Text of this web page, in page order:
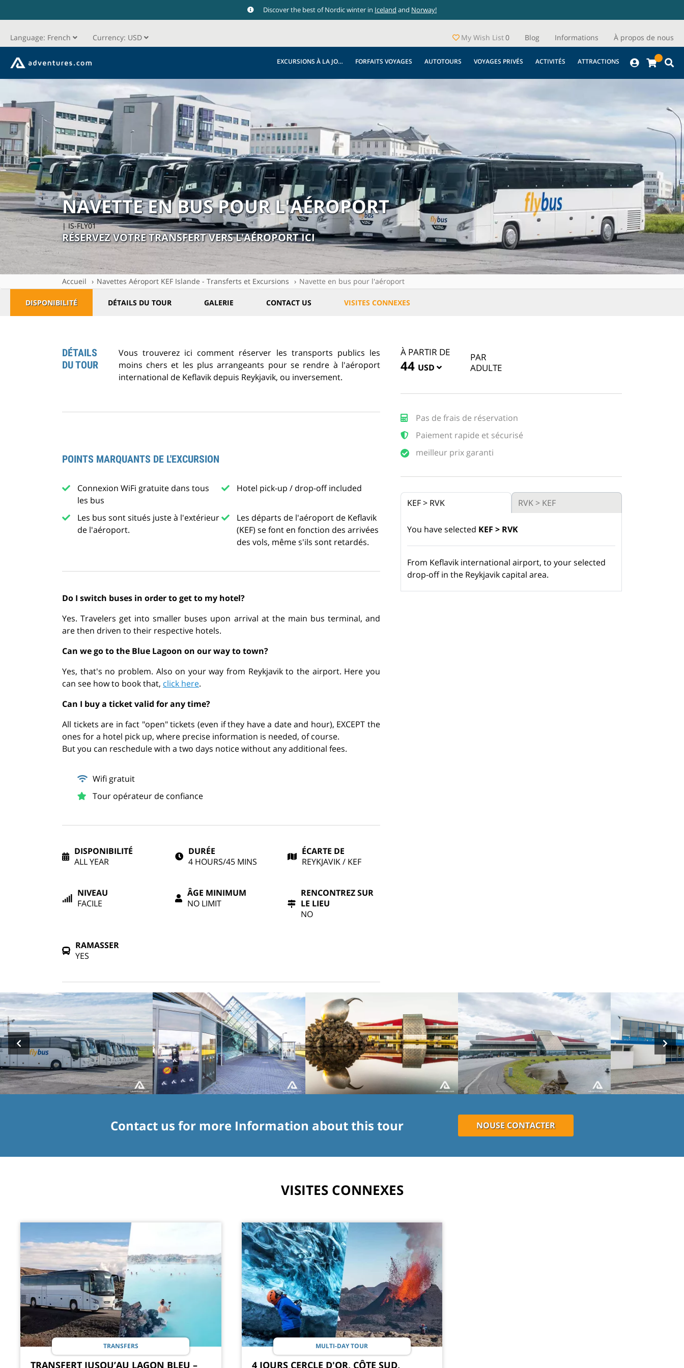
Discover the best of Nordic winter in Iceland and Norway!
Language: French Currency: USD My Wish List0 Blog Informations À propos de nous
EXCURSIONS À LA JOURNÉE FORFAITS VOYAGES AUTOTOURS VOYAGES PRIVÉS ACTIVITÉS ATTRACTIONS
NAVETTE EN BUS POUR L'AÉROPORT
| IS-FLY01
RÉSERVEZ VOTRE TRANSFERT VERS L'AÉROPORT ICI
Accueil Navettes Aéroport KEF Islande - Transferts et Excursions Navette en bus pour l'aéroport
DISPONIBILITÉ DÉTAILS DU TOUR GALERIE CONTACT US VISITES CONNEXES
DÉTAILS
DU TOUR
Vous trouverez ici comment réserver les transports publics les
moins chers et les plus arrangeants pour se rendre à l'aéroport
international de Keflavik depuis Reykjavik, ou inversement.
POINTS MARQUANTS DE L'EXCURSION
Connexion WiFi gratuite dans tous
les bus
Hotel pick-up / drop-off included
Les bus sont situés juste à l'extérieur
de l'aéroport.
Les départs de l'aéroport de Keflavik
(KEF) se font en fonction des arrivées
des vols, même s'ils sont retardés.
Do I switch buses in order to get to my hotel?
Yes. Travelers get into smaller buses upon arrival at the main bus terminal, and
are then driven to their respective hotels.
Can we go to the Blue Lagoon on our way to town?
Yes, that's no problem. Also on your way from Reykjavik to the airport. Here you
can see how to book that, click here.
Can I buy a ticket valid for any time?
All tickets are in fact "open" tickets (even if they have a date and hour), EXCEPT the
ones for a hotel pick up, where precise information is needed, of course.
But you can reschedule with a two days notice without any additional fees.
Wifi gratuit
Tour opérateur de confiance
DISPONIBILITÉ
ALL YEAR
DURÉE
4 HOURS/45 MINS
ÉCARTE DE
REYKJAVIK / KEF
NIVEAU
FACILE
ÂGE MINIMUM
NO LIMIT
RENCONTREZ SUR
LE LIEU
NO
RAMASSER
YES
À PARTIR DE
44 USD
PAR
ADULTE
Pas de frais de réservation
Paiement rapide et sécurisé
meilleur prix garanti
KEF > RVK RVK > KEF
You have selected KEF > RVK
From Keflavik international airport, to your selected
drop-off in the Reykjavik capital area.
Contact us for more Information about this tour NOUSE CONTACTER
VISITES CONNEXES
TRANSFERS
TRANSFERT JUSQU’AU LAGON BLEU –
MULTI-DAY TOUR
4 JOURS CERCLE D'OR, CÔTE SUD,